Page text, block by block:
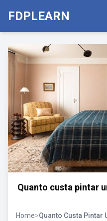
FDPLEARN
Quanto custa pintar
Home>Quanto Custa Pintar